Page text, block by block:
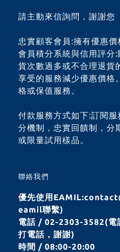
請主動來信詢問，謝謝您
忠實顧客會員:擁有優惠價
會員積分系統與信用評分
貨次數過多或不合理退貨
享受的服務減少優惠價格
格或保值服務。
付款服務方式如下:訂閱
分機制，忠實回饋制，分
或限量試用樣品。
聯絡我們
優先使用
eamil聯繫)
電話 / 02-2303-3582(電
打電話，謝謝)
時間 / 08:00-20:00